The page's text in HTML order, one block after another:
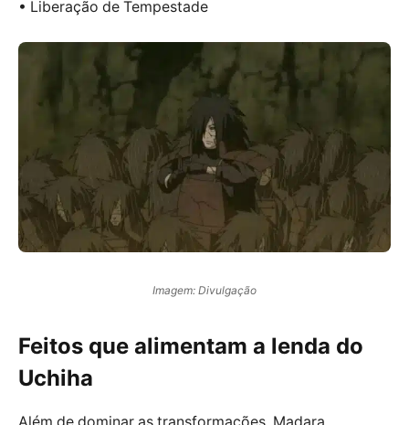
• Liberação de Tempestade
Imagem: Divulgação
Feitos que alimentam a lenda do
Uchiha